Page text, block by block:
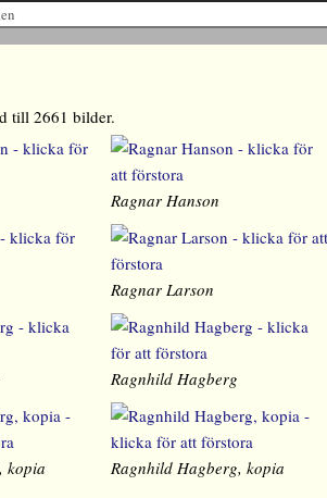
till 2661 bilder.
Ragnar Hanson
Ragnar Larson
Ragnhild Hagberg
kopia Ragnhild Hagberg, kopia